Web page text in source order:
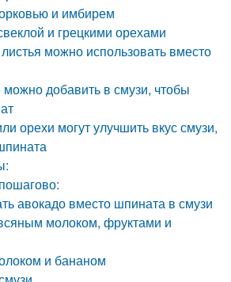
и имбирем
и грецкими орехами
можно использовать вместо
добавить в смузи, чтобы
орехи могут улучшить вкус смузи,
авокадо вместо шпината в смузи
молоком, фруктами и
и бананом